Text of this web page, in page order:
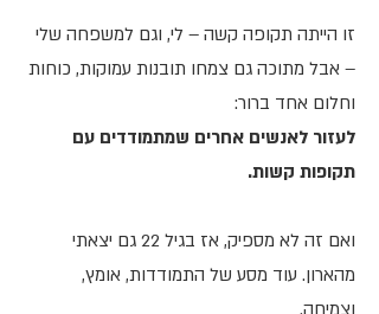
זו הייתה תקופה קשה – לי, וגם למשפחה שלי
– אבל מתוכה גם צמחו תובנות עמוקות, כוחות
וחלום אחד ברור:
לעזור לאנשים אחרים שמתמודדים עם
תקופות קשות.
ואם זה לא מספיק, אז בגיל 22 גם יצאתי
מהארון. עוד מסע של התמודדות, אומץ,
וצמיחה.